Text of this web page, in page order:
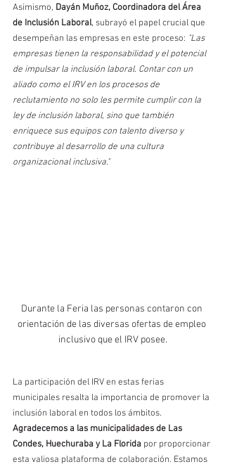
Asimismo, Dayán Muñoz, Coordinadora del Área
de Inclusión Laboral, subrayó el papel crucial que
desempeñan las empresas en este proceso: "Las
empresas tienen la responsabilidad y el potencial
de impulsar la inclusión laboral. Contar con un
aliado como el IRV en los procesos de
reclutamiento no solo les permite cumplir con la
ley de inclusión laboral, sino que también
enriquece sus equipos con talento diverso y
contribuye al desarrollo de una cultura
organizacional inclusiva."
Durante la Feria las personas contaron con
orientación de las diversas ofertas de empleo
inclusivo que el IRV posee.
La participación del IRV en estas ferias
municipales resalta la importancia de promover la
inclusión laboral en todos los ámbitos.
Agradecemos a las municipalidades de Las
Condes, Huechuraba y La Florida por proporcionar
esta valiosa plataforma de colaboración. Estamos